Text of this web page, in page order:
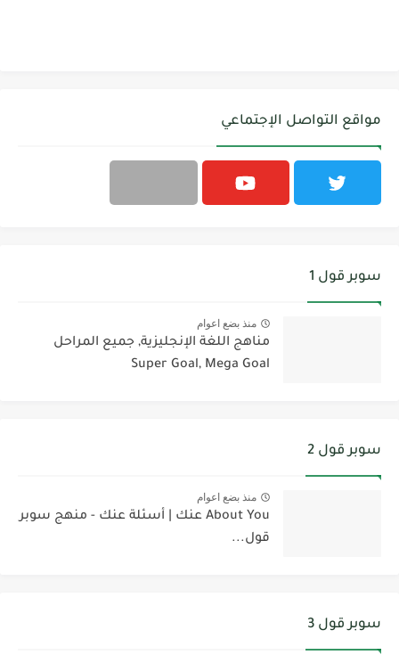
مواقع التواصل الإجتماعي
سوبر قول 1
منذ بضع اعوام
مناهج اللغة الإنجليزية, جميع المراحل
Super Goal, Mega Goal
سوبر قول 2
منذ بضع اعوام
About You عنك | أسئلة عنك - منهج سوبر
قول...
سوبر قول 3